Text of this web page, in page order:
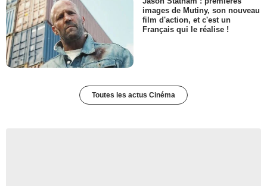
images de Mutiny, son nouveau
film d'action, et c'est un
Français qui le réalise !
Toutes les actus Cinéma